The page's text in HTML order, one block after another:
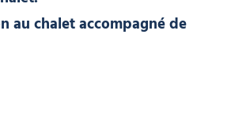
au chalet accompagné de